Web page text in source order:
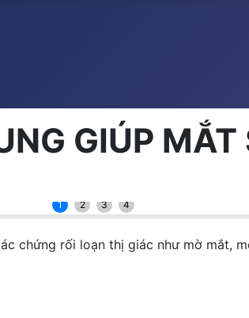
GIÚP MẮT
1 2 3 4
chứng rối loạn thị giác như mờ mắt,